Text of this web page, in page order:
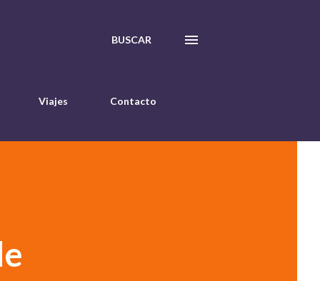
BUSCAR
Viajes Contacto